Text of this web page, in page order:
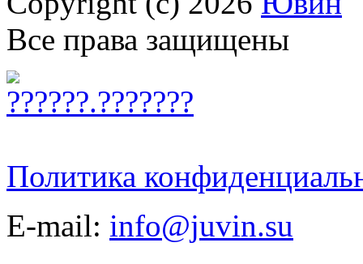
Все права защищены
Политика
E-mail: info@juvin.su